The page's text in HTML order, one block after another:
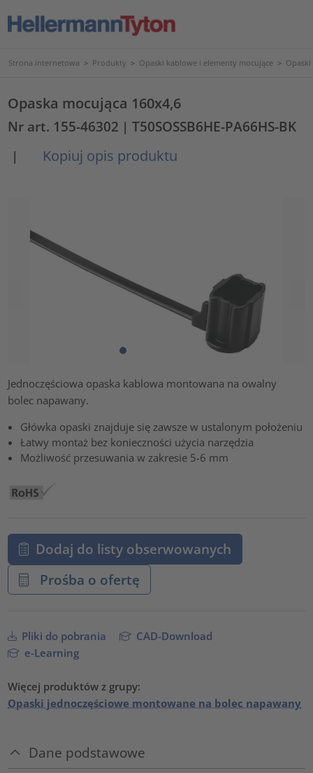
Strona internetowa > Produkty > Opaski kablowe i elementy mocujące >
Opaska mocująca 160x4,6
Nr art. 155-46302 | T50SOSSB6HE-PA66HS-BK
|
Kopiuj opis produktu
Jednoczęściowa opaska kablowa montowana na owalny
bolec napawany.
Główka opaski znajduje się zawsze w ustalonym położeniu
Łatwy montaż bez konieczności użycia narzędzia
Możliwość przesuwania w zakresie 5-6 mm
Dodaj do listy obserwowanych
Prośba o ofertę
Pliki do pobrania
CAD-Download
e-Learning
Więcej produktów z grupy:
Opaski jednoczęściowe montowane na bolec napawany
Dane podstawowe